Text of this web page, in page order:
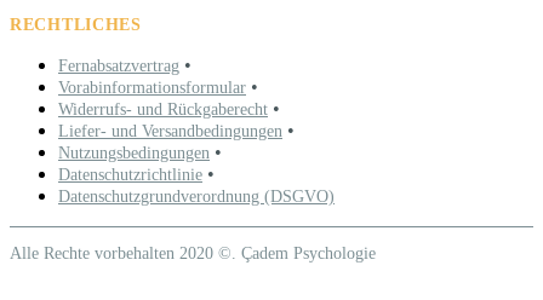
RECHTLICHES
Fernabsatzvertrag •
Vorabinformationsformular •
Widerrufs- und Rückgaberecht •
Liefer- und Versandbedingungen •
Nutzungsbedingungen •
Datenschutzrichtlinie •
Datenschutzgrundverordnung (DSGVO)
Alle Rechte vorbehalten 2020 ©. Çadem Psychologie